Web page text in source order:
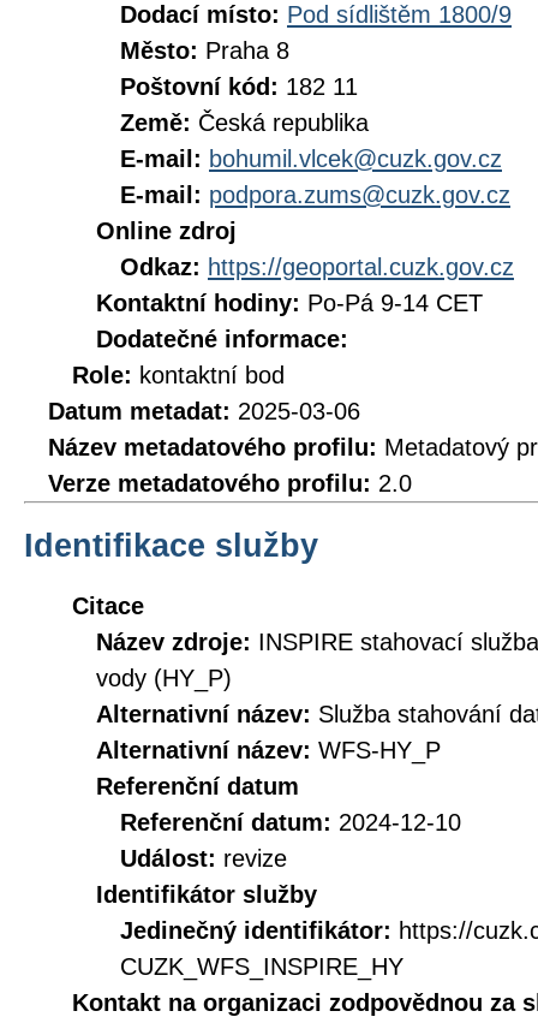
Dodací místo: Pod sídlištěm 1800/9
Město: Praha 8
Poštovní kód: 182 11
Země: Česká republika
E-mail: bohumil.vlcek@cuzk.gov.cz
E-mail: podpora.zums@cuzk.gov.cz
Online zdroj
Odkaz: https://geoportal.cuzk.gov.cz
Kontaktní hodiny: Po-Pá 9-14 CET
Dodatečné informace:
Role: kontaktní bod
Datum metadat: 2025-03-06
Název metadatového profilu: Metadatový
Verze metadatového profilu: 2.0
Identifikace služby
Citace
Název zdroje: INSPIRE stahovací
vody (HY_P)
Alternativní název: Služba stahování
Alternativní název: WFS-HY_P
Referenční datum
Referenční datum: 2024-12-10
Událost: revize
Identifikátor služby
Jedinečný identifikátor: https://
CUZK_WFS_INSPIRE_HY
Kontakt na organizaci zodpovědnou za